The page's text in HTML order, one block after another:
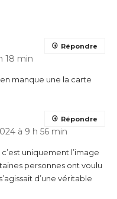
18 min
manque une la carte
Répondre
à 9 h 56 min
c’est uniquement l’image
personnes ont voulu
d’une véritable
Répondre